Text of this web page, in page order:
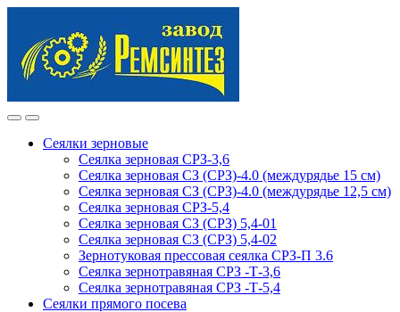
navigation
content
Сеялки зерновые
Сеялка зерновая СРЗ-3,6
Сеялка зерновая СЗ (СРЗ)-4.0 (междурядье 15 см)
Сеялка зерновая СЗ (СРЗ)-4.0 (междурядье 12,5 см)
Сеялка зерновая СРЗ-5,4
Сеялка зерновая СЗ (СРЗ) 5,4-01
Сеялка зерновая СЗ (СРЗ) 5,4-02
Зернотуковая прессовая сеялка СРЗ-П 3.6
Сеялка зернотравяная СРЗ -Т-3,6
Сеялка зернотравяная СРЗ -Т-5,4
Сеялки прямого посева